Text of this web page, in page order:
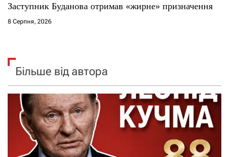
Заступник Буданова отримав «жирне» призначення
8 Серпня, 2026
Більше від автора